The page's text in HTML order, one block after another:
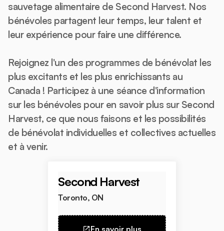
sauvetage alimentaire de Second Harvest. Nos
bénévoles partagent leur temps, leur talent et
leur expérience pour faire une différence.
Rejoignez l'un des programmes de bénévolat les
plus excitants et les plus enrichissants au
Canada ! Participez à une séance d'information
sur les bénévoles pour en savoir plus sur Second
Harvest, ce que nous faisons et les possibilités
de bénévolat individuelles et collectives actuelles
et à venir.
Second Harvest
Toronto, ON